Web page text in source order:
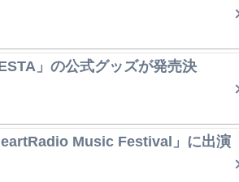
」の公式グッズが発売決
Music Festival」に出演